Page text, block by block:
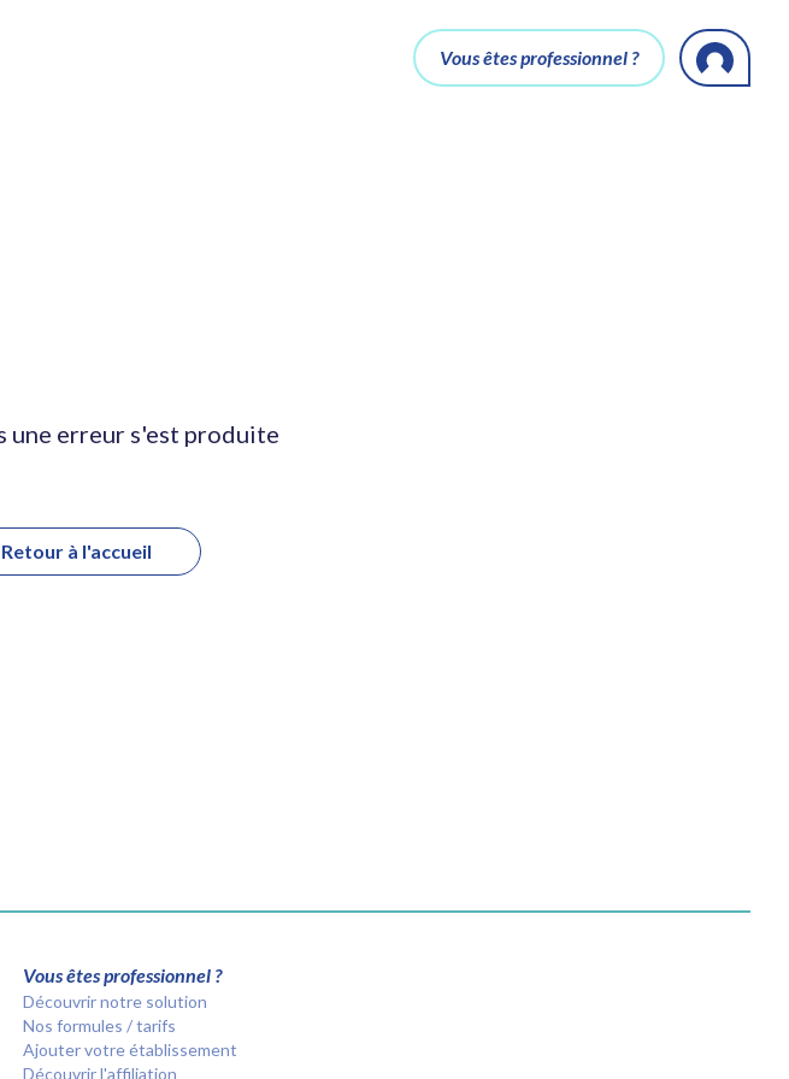
Vous êtes professionnel ?
une erreur s'est produite
Retour à l'accueil
Vous êtes professionnel ?
Découvrir notre solution
Nos formules / tarifs
Ajouter votre établissement
Découvrir l'affiliation